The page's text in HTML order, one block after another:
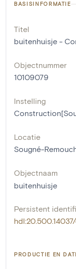
BASISINFORMATIE
Titel
buitenhuisje -
Objectnummer
10109079
Instelling
Locatie
Sougné-
Objectnaam
buitenhuisje
Persistent
PRODUCTIE EN